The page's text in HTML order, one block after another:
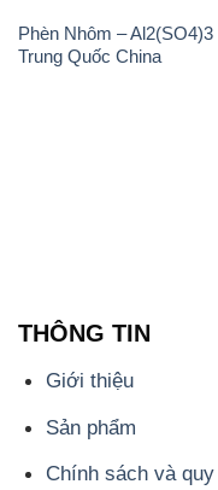
Phèn Nhôm – Al2(SO4)3
Trung Quốc China
THÔNG TIN
Giới thiệu
Sản phẩm
Chính sách và